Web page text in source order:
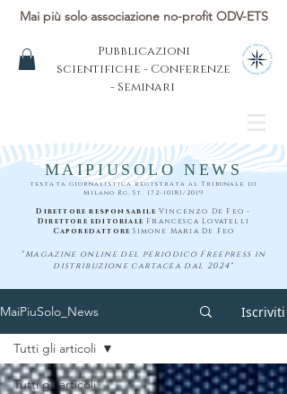
Mai più solo associazione no-profit ODV-ETS
Pubblicazioni
scientifiche - Conferenze
- Seminari
MAIPIUSOLO NEWS
testata giornalistica registrata al Tribunale di
Milano Rg. St. 172-10181 /2019
Direttore responsabile Vincenzo De Feo -
Direttore editoriale Francesca Lovatelli
Caporedattore Simone Maria De Feo
"Magazine online del periodico Freepress in
distribuzione cartacea dal 2024"
MaiPiuSolo_News Iscriviti
Tutti gli articoli
Tutti gli articoli